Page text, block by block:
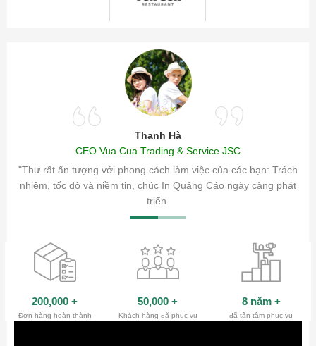
Thanh Hà
CEO Vua Cua Trading & Service JSC
"Thư rất ấn tượng với phong cách làm việc của các bạn: Trách
nhiệm, tốc độ và niềm tin, chúc In Quảng Cáo ngày càng phát
triển.
sóc
200,000 +
Đơn hàng hoàn thành
50,000 +
Khách hàng đã phục vụ
8 năm +
đã tận tâm phục vụ